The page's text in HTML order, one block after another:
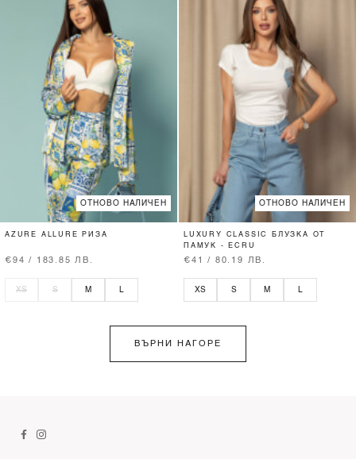
ОТНОВО НАЛИЧЕН
AZURE ALLURE РИЗА
€94 / 183.85 ЛВ.
XS S M L
ОТНОВО НАЛИЧЕН
LUXURY CLASSIC БЛУЗКА ОТ
ПАМУК - ECRU
€41 / 80.19 ЛВ.
XS S M L
ВЪРНИ НАГОРЕ